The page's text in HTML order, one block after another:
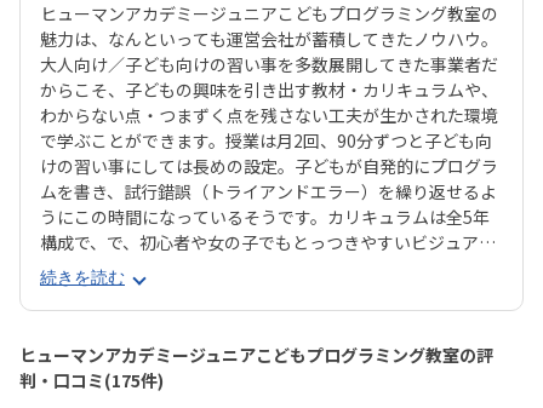
ヒューマンアカデミージュニアこどもプログラミング教室の
魅力は、なんといっても運営会社が蓄積してきたノウハウ。
大人向け／子ども向けの習い事を多数展開してきた事業者だ
からこそ、子どもの興味を引き出す教材・カリキュラムや、
わからない点・つまずく点を残さない工夫が生かされた環境
で学ぶことができます。授業は月2回、90分ずつと子ども向
けの習い事にしては長めの設定。子どもが自発的にプログラ
ムを書き、試行錯誤（トライアンドエラー）を繰り返せるよ
うにこの時間になっているそうです。カリキュラムは全5年
構成で、で、初心者や女の子でもとっつきやすいビジュアル
プログラミングツール「Scratch（スクラッチ）」から初め
て、エンジニアが実際に使用するプログラミング言語「Java
Script」までステップアップすることができます。ベーシッ
クコースではマウス操作など、パソコンの操作自体から学べ
るので、自宅でまったくパソコンをさわったことのないお子
さんでも戸惑うことなく授業に入っていけるでしょう。大学
続きを読む
ヒューマンアカデミージュニアこどもプログラミング教室の評
判・口コミ(175件)